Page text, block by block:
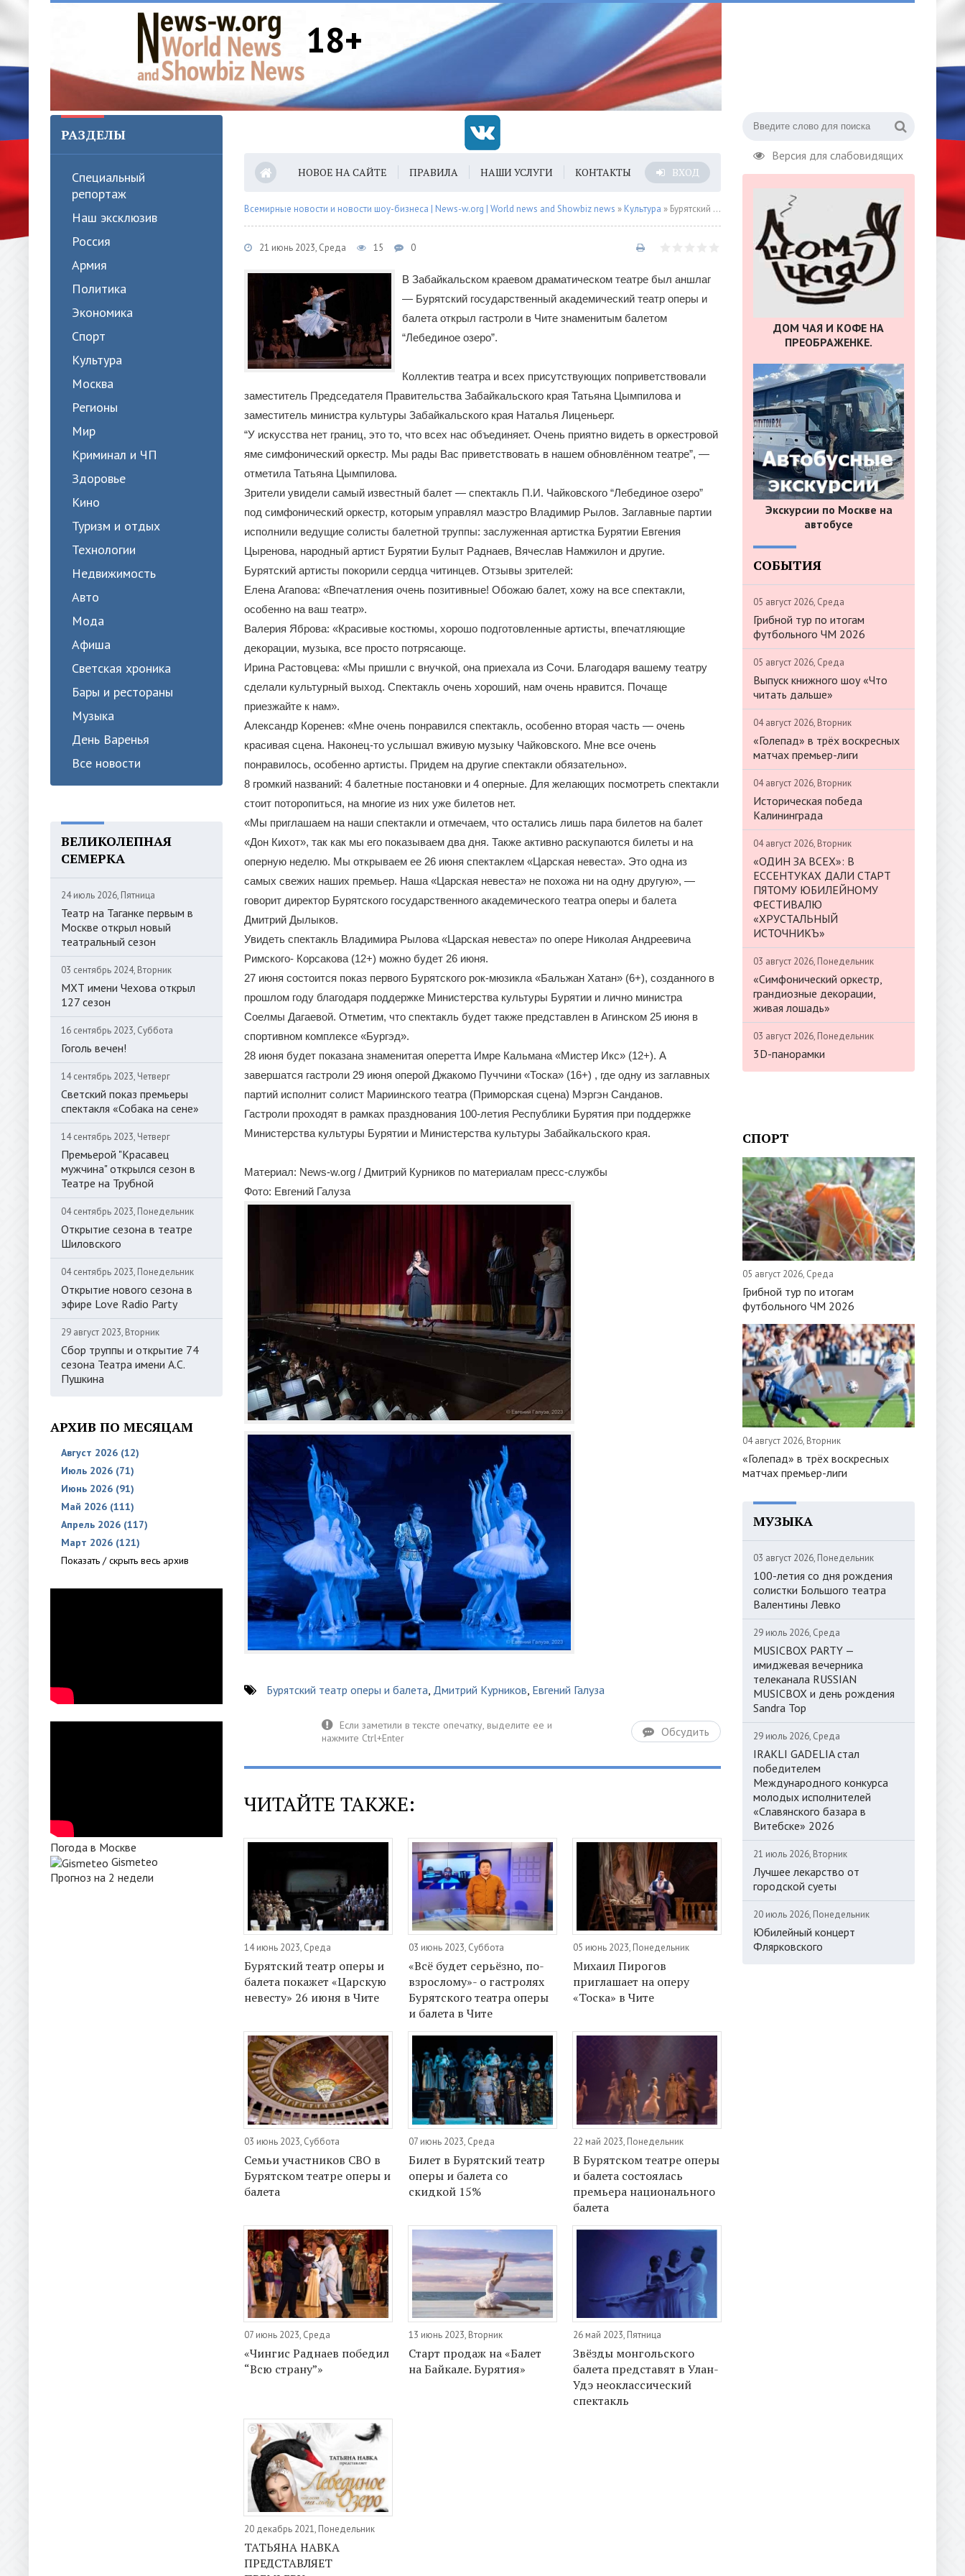
18+
Версия для слабовидящих
РАЗДЕЛЫ
Специальный
репортаж
Наш эксклюзив
Россия
Армия
Политика
Экономика
Спорт
Культура
Москва
Регионы
Мир
Криминал и ЧП
Здоровье
Кино
Туризм и отдых
Технологии
Недвижимость
Авто
Мода
Афиша
Светская хроника
Бары и рестораны
Музыка
День Варенья
Все новости
ВЕЛИКОЛЕПНАЯ
СЕМЕРКА
24 июль 2026, Пятница
Театр на Таганке первым в
Москве открыл новый
театральный сезон
03 сентябрь 2024, Вторник
МХТ имени Чехова открыл
127 сезон
16 сентябрь 2023, Суббота
Гоголь вечен!
14 сентябрь 2023, Четверг
Светский показ премьеры
спектакля «Собака на сене»
14 сентябрь 2023, Четверг
Премьерой "Красавец
мужчина" открылся сезон в
Театре на Трубной
04 сентябрь 2023, Понедельник
Открытие сезона в театре
Шиловского
04 сентябрь 2023, Понедельник
Открытие нового сезона в
эфире Love Radio Party
29 август 2023, Вторник
Сбор труппы и открытие 74
сезона Театра имени А.С.
Пушкина
АРХИВ ПО МЕСЯЦАМ
Август 2026 (12)
Июль 2026 (71)
Июнь 2026 (91)
Май 2026 (111)
Апрель 2026 (117)
Март 2026 (121)
Показать / скрыть весь архив
Погода в Москве
Gismeteo
Прогноз на 2 недели
НОВОЕ НА САЙТЕ ПРАВИЛА НАШИ УСЛУГИ КОНТАКТЫ ВХОД
Всемирные новости и новости шоу-бизнеса | News-w.org | World news and Showbiz news » Культура » Бурятский театр оперы и балета триумфально открыл гастроли в Чите
21 июнь 2023, Среда 15 0
В Забайкальском краевом драматическом театре был аншлаг
— Бурятский государственный академический театр оперы и
балета открыл гастроли в Чите знаменитым балетом
“Лебединое озеро”.
Коллектив театра и всех присутствующих поприветствовали
заместитель Председателя Правительства Забайкальского края Татьяна Цымпилова и
заместитель министра культуры Забайкальского края Наталья Лиценьерг.
“У искусства нет границ, это то, что всех нас объединяет. Очень приятно видеть в оркестровой
яме симфонический оркестр. Мы рады Вас приветствовать в нашем обновлённом театре”, —
отметила Татьяна Цымпилова.
Зрители увидели самый известный балет — спектакль П.И. Чайковского “Лебединое озеро”
под симфонический оркестр, которым управлял маэстро Владимир Рылов. Заглавные партии
исполнили ведущие солисты балетной труппы: заслуженная артистка Бурятии Евгения
Цыренова, народный артист Бурятии Булыт Раднаев, Вячеслав Намжилон и другие.
Бурятский артисты покорили сердца читинцев. Отзывы зрителей:
Елена Агапова: «Впечатления очень позитивные! Обожаю балет, хожу на все спектакли,
особенно на ваш театр».
Валерия Яброва: «Красивые костюмы, хорошо подготовленные артисты, впечатляющие
декорации, музыка, все просто потрясающе.
Ирина Растовцева: «Мы пришли с внучкой, она приехала из Сочи. Благодаря вашему театру
сделали культурный выход. Спектакль очень хороший, нам очень нравится. Почаще
приезжайте к нам».
Александр Коренев: «Мне очень понравился спектакль, особенно вторая часть — очень
красивая сцена. Наконец-то услышал вживую музыку Чайковского. Мне все очень
понравилось, особенно артисты. Придем на другие спектакли обязательно».
8 громкий названий: 4 балетные постановки и 4 оперные. Для желающих посмотреть спектакли
стоит поторопиться, на многие из них уже билетов нет.
«Мы приглашаем на наши спектакли и отмечаем, что остались лишь пара билетов на балет
«Дон Кихот», так как мы его показываем два дня. Также активно раскупаются билеты и на
оперную неделю. Мы открываем ее 26 июня спектаклем «Царская невеста». Это одна из
самых свежих наших премьер. Наша «Царская невеста» не похожа ни на одну другую», —
говорит директор Бурятского государственного академического театра оперы и балета
Дмитрий Дылыков.
Увидеть спектакль Владимира Рылова «Царская невеста» по опере Николая Андреевича
Римского- Корсакова (12+) можно будет 26 июня.
27 июня состоится показ первого Бурятского рок-мюзикла «Бальжан Хатан» (6+), созданного в
прошлом году благодаря поддержке Министерства культуры Бурятии и лично министра
Соелмы Дагаевой. Отметим, что спектакль будет также представлен в Агинском 25 июня в
спортивном комплексе «Бургэд».
28 июня будет показана знаменитая оперетта Имре Кальмана «Мистер Икс» (12+). А
завершатся гастроли 29 июня оперой Джакомо Пуччини «Тоска» (16+) , где одну из заглавных
партий исполнит солист Мариинского театра (Приморская сцена) Мэргэн Санданов.
Гастроли проходят в рамках празднования 100-летия Республики Бурятия при поддержке
Министерства культуры Бурятии и Министерства культуры Забайкальского края.
Материал: News-w.org / Дмитрий Курников по материалам пресс-службы
Фото: Евгений Галуза
Бурятский театр оперы и балета, Дмитрий Курников, Евгений Галуза
Обсудить
ЧИТАЙТЕ ТАКЖЕ:
14 июнь 2023, Среда
Бурятский театр оперы и
балета покажет «Царскую
невесту» 26 июня в Чите
03 июнь 2023, Суббота
«Всё будет серьёзно, по-
взрослому»- о гастролях
Бурятского театра оперы
и балета в Чите
05 июнь 2023, Понедельник
Михаил Пирогов
приглашает на оперу
«Тоска» в Чите
03 июнь 2023, Суббота
Семьи участников СВО в
Бурятском театре оперы и
балета
07 июнь 2023, Среда
Билет в Бурятский театр
оперы и балета со
скидкой 15%
22 май 2023, Понедельник
В Бурятском театре оперы
и балета состоялась
премьера национального
балета
07 июнь 2023, Среда
«Чингис Раднаев победил
“Всю страну”»
13 июнь 2023, Вторник
Старт продаж на «Балет
на Байкале. Бурятия»
26 май 2023, Пятница
Звёзды монгольского
балета представят в Улан-
Удэ неоклассический
спектакль
20 декабрь 2021, Понедельник
ТАТЬЯНА НАВКА
ПРЕДСТАВЛЯЕТ
ДОМ ЧАЯ И КОФЕ НА
ПРЕОБРАЖЕНКЕ.
Экскурсии по Москве на
автобусе
СОБЫТИЯ
05 август 2026, Среда
Грибной тур по итогам
футбольного ЧМ 2026
05 август 2026, Среда
Выпуск книжного шоу «Что
читать дальше»
04 август 2026, Вторник
«Голепад» в трёх воскресных
матчах премьер-лиги
04 август 2026, Вторник
Историческая победа
Калининграда
04 август 2026, Вторник
«ОДИН ЗА ВСЕХ»: В
ЕССЕНТУКАХ ДАЛИ СТАРТ
ПЯТОМУ ЮБИЛЕЙНОМУ
ФЕСТИВАЛЮ
«ХРУСТАЛЬНЫЙ
ИСТОЧНИКЪ»
03 август 2026, Понедельник
«Симфонический оркестр,
грандиозные декорации,
живая лошадь»
03 август 2026, Понедельник
3D-панорамки
СПОРТ
05 август 2026, Среда
Грибной тур по итогам
футбольного ЧМ 2026
04 август 2026, Вторник
«Голепад» в трёх воскресных
матчах премьер-лиги
МУЗЫКА
03 август 2026, Понедельник
100-летия со дня рождения
солистки Большого театра
Валентины Левко
29 июль 2026, Среда
MUSICBOX PARTY —
имиджевая вечерника
телеканала RUSSIAN
MUSICBOX и день рождения
Sandra Top
29 июль 2026, Среда
IRAKLI GADELIA стал
победителем
Международного конкурса
молодых исполнителей
«Славянского базара в
Витебске» 2026
21 июль 2026, Вторник
Лучшее лекарство от
городской суеты
20 июль 2026, Понедельник
Юбилейный концерт
Флярковского